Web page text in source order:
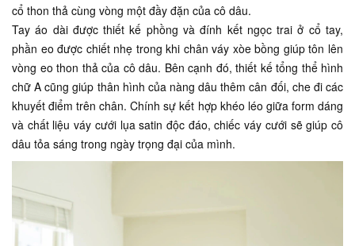
cổ thon thả cùng vòng một đầy đặn của cô dâu.
Tay áo dài được thiết kế phồng và đính kết ngọc trai ở cổ tay,
phần eo được chiết nhẹ trong khi chân váy xòe bồng giúp tôn lên
vòng eo thon thả của cô dâu. Bên cạnh đó, thiết kế tổng thể hình
chữ A cũng giúp thân hình của nàng dâu thêm cân đối, che đi các
khuyết điểm trên chân. Chính sự kết hợp khéo léo giữa form dáng
và chất liệu váy cưới lụa satin độc đáo, chiếc váy cưới sẽ giúp cô
dâu tỏa sáng trong ngày trọng đại của mình.